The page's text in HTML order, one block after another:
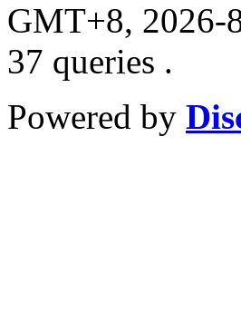
GMT+8, 2026-
37 queries .
Powered by